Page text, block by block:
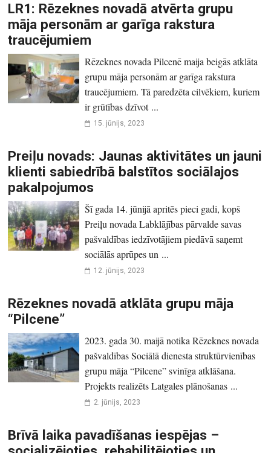
LR1: Rēzeknes novadā atvērta grupu
māja personām ar garīga rakstura
traucējumiem
Rēzeknes novada Pilcenē maija beigās atklāta
grupu māja personām ar garīga rakstura
traucējumiem. Tā paredzēta cilvēkiem, kuriem
ir grūtības dzīvot ...
15. jūnijs, 2023
Preiļu novads: Jaunas aktivitātes un jauni
klienti sabiedrībā balstītos sociālajos
pakalpojumos
Šī gada 14. jūnijā apritēs pieci gadi, kopš
Preiļu novada Labklājības pārvalde savas
pašvaldības iedzīvotājiem piedāvā saņemt
sociālās aprūpes un ...
12. jūnijs, 2023
Rēzeknes novadā atklāta grupu māja
“Pilcene”
2023. gada 30. maijā notika Rēzeknes novada
pašvaldības Sociālā dienesta struktūrvienības
grupu māja “Pilcene” svinīga atklāšana.
Projekts realizēts Latgales plānošanas ...
2. jūnijs, 2023
Brīvā laika pavadīšanas iespējas –